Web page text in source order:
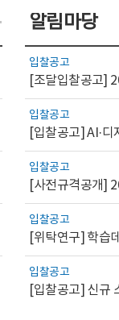
지식관련 더보기
알림마당
입찰공고
입찰공고
[입찰공고] AI·
입찰공고
[사전규격공개]
입찰공고
입찰공고
[입찰공고] 신규